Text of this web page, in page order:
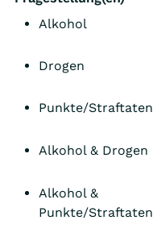
Alkohol
Drogen
Punkte/Straftaten
Alkohol & Drogen
Alkohol &
Punkte/Straftaten